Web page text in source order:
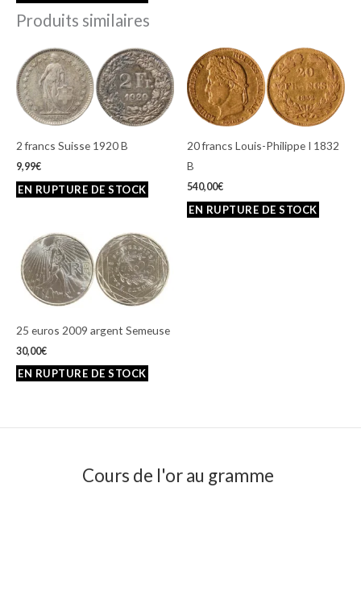
Produits similaires
2 francs Suisse 1920 B
9,99€
20 francs Louis-Philippe I 1832
B
540,00€
25 euros 2009 argent Semeuse
30,00€
Cours de l'or au gramme